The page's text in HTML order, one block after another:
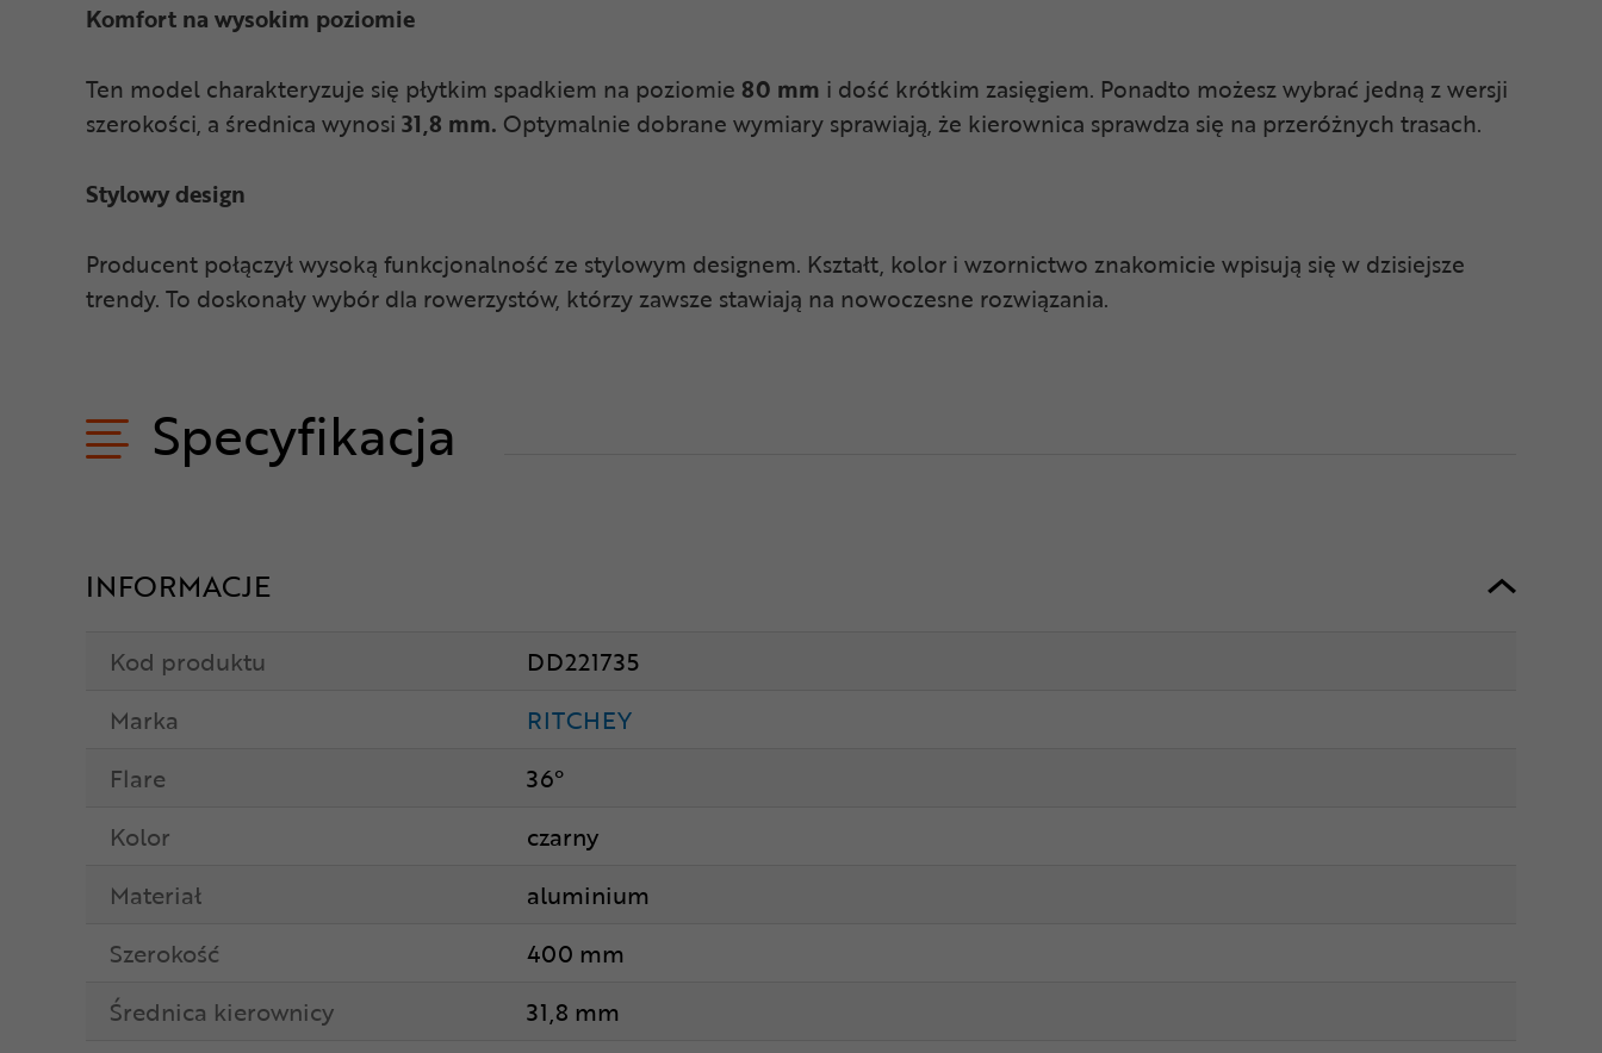
Komfort na wysokim poziomie
Ten model charakteryzuje się płytkim spadkiem na poziomie 80 mm i dość krótkim zasięgiem. Ponadto możesz wybrać jedną z wersji
szerokości, a średnica wynosi 31,8 mm. Optymalnie dobrane wymiary sprawiają, że kierownica sprawdza się na przeróżnych trasach.
Stylowy design
Producent połączył wysoką funkcjonalność ze stylowym designem. Kształt, kolor i wzornictwo znakomicie wpisują się w dzisiejsze
trendy. To doskonały wybór dla rowerzystów, którzy zawsze stawiają na nowoczesne rozwiązania.
Specyfikacja
INFORMACJE
Kod produktu
DD221735
Marka
RITCHEY
Flare
36°
Kolor
czarny
Materiał
aluminium
Szerokość
400 mm
Średnica kierownicy
31,8 mm